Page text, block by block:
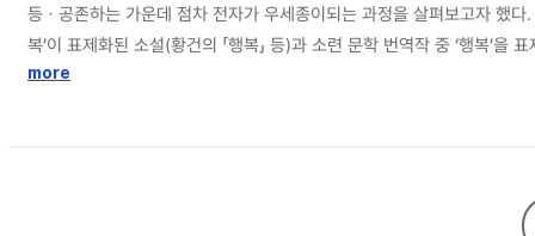
등ㆍ공존하는 가운데 점차 전자가 우세종이되는 과정을 살펴보고자 했
복’이 표제화된 소설(황건의 「행복」 등)과 소련 문학 번역작 중 ‘행복’을
상하고 서사적으로 의미화하는 데 있어 제2차 대전 배경 소련의 소설ㆍ
more